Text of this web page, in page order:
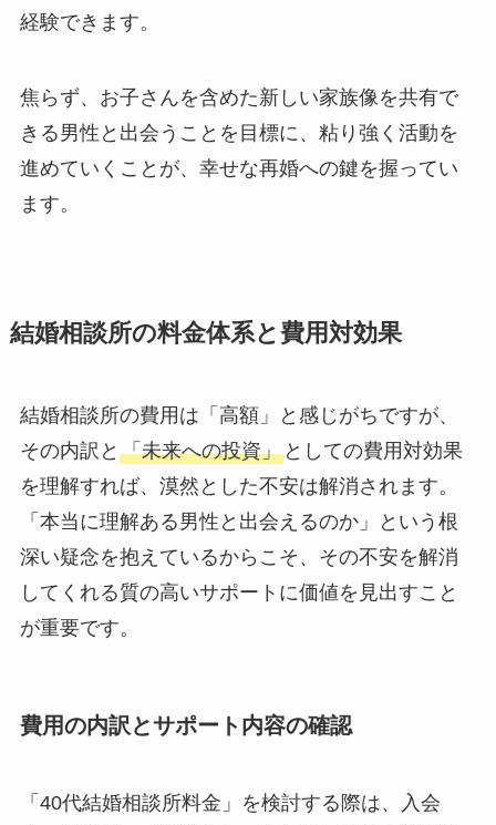
経験できます。
焦らず、お子さんを含めた新しい家族像を共有で
きる男性と出会うことを目標に、粘り強く活動を
進めていくことが、幸せな再婚への鍵を握ってい
ます。
結婚相談所の料金体系と費用対効果
結婚相談所の費用は「高額」と感じがちですが、
その内訳と 「未来への投資」としての費用対効果
を理解すれば、漠然とした不安は解消されます。
「本当に理解ある男性と出会えるのか」という根
深い疑念を抱えているからこそ、その不安を解消
してくれる質の高いサポートに価値を見出すこと
が重要です。
費用の内訳とサポート内容の確認
「40代結婚相談所料金」を検討する際は、入会